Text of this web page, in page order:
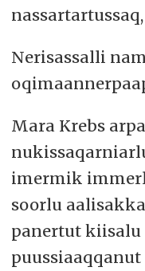
Nerisassalli
Mara Krebs
imermik
soorlu
panertut